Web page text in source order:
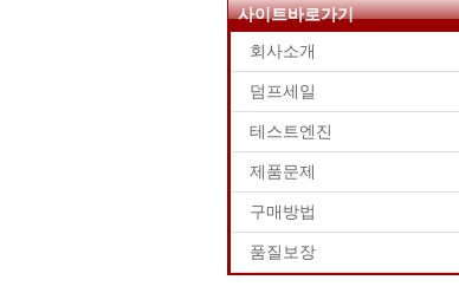
사이트바로가기
회사소개
덤프세일
테스트엔진
제품문제
구매방법
품질보장